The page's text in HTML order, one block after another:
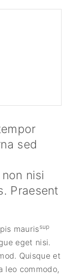
sed
nisi
Praesent
maurissup
eget nisi.
Quisque et
leo commodo,